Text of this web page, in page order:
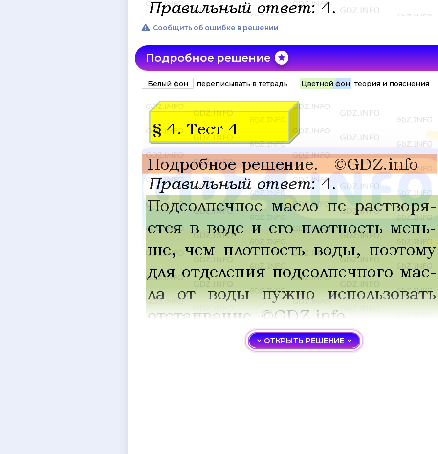
Сообщить об ошибке в решении
Подробное решение
Белый фон переписывать в тетрадь Цветной фон теория и пояснения
ОТКРЫТЬ РЕШЕНИЕ